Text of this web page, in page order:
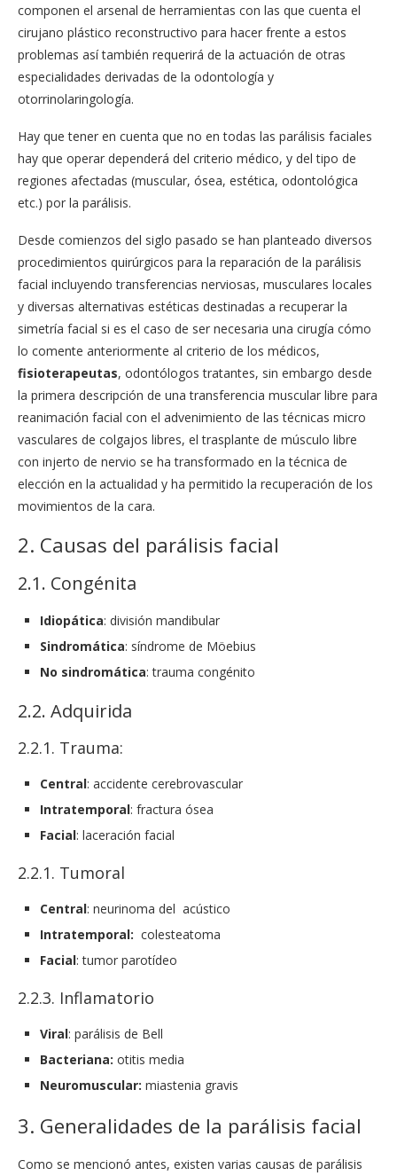
componen el arsenal de herramientas con las que cuenta el
cirujano plástico reconstructivo para hacer frente a estos
problemas así también requerirá de la actuación de otras
especialidades derivadas de la odontología y
otorrinolaringología.
Hay que tener en cuenta que no en todas las parálisis faciales
hay que operar dependerá del criterio médico, y del tipo de
regiones afectadas (muscular, ósea, estética, odontológica
etc.) por la parálisis.
Desde comienzos del siglo pasado se han planteado diversos
procedimientos quirúrgicos para la reparación de la parálisis
facial incluyendo transferencias nerviosas, musculares locales
y diversas alternativas estéticas destinadas a recuperar la
simetría facial si es el caso de ser necesaria una cirugía cómo
lo comente anteriormente al criterio de los médicos,
fisioterapeutas, odontólogos tratantes, sin embargo desde
la primera descripción de una transferencia muscular libre para
reanimación facial con el advenimiento de las técnicas micro
vasculares de colgajos libres, el trasplante de músculo libre
con injerto de nervio se ha transformado en la técnica de
elección en la actualidad y ha permitido la recuperación de los
movimientos de la cara.
2. Causas del parálisis facial
2.1. Congénita
Idiopática: división mandibular
Sindromática: síndrome de Möebius
No sindromática: trauma congénito
2.2. Adquirida
2.2.1. Trauma:
Central: accidente cerebrovascular
Intratemporal: fractura ósea
Facial: laceración facial
2.2.1. Tumoral
Central: neurinoma del acústico
Intratemporal: colesteatoma
Facial: tumor parotídeo
2.2.3. Inflamatorio
Viral: parálisis de Bell
Bacteriana: otitis media
Neuromuscular: miastenia gravis
3. Generalidades de la parálisis facial
Como se mencionó antes, existen varias causas de parálisis